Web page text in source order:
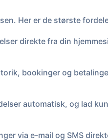
Her er de største
direkte fra din
bookinger og
automatisk, og lad
via e-mail og SMS